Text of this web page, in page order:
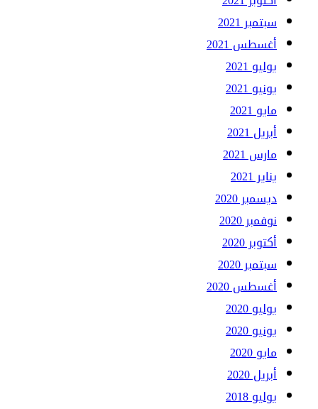
سبتمبر 2021
أغسطس 2021
يوليو 2021
يونيو 2021
مايو 2021
أبريل 2021
مارس 2021
يناير 2021
ديسمبر 2020
نوفمبر 2020
أكتوبر 2020
سبتمبر 2020
أغسطس 2020
يوليو 2020
يونيو 2020
مايو 2020
أبريل 2020
يوليو 2018